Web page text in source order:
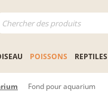
POISSONS
Fond pour aquarium